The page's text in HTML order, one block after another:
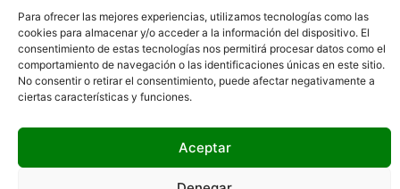
Para ofrecer las mejores experiencias, utilizamos tecnologías como las
cookies para almacenar y/o acceder a la información del dispositivo. El
consentimiento de estas tecnologías nos permitirá procesar datos como el
comportamiento de navegación o las identificaciones únicas en este sitio.
No consentir o retirar el consentimiento, puede afectar negativamente a
ciertas características y funciones.
Aceptar